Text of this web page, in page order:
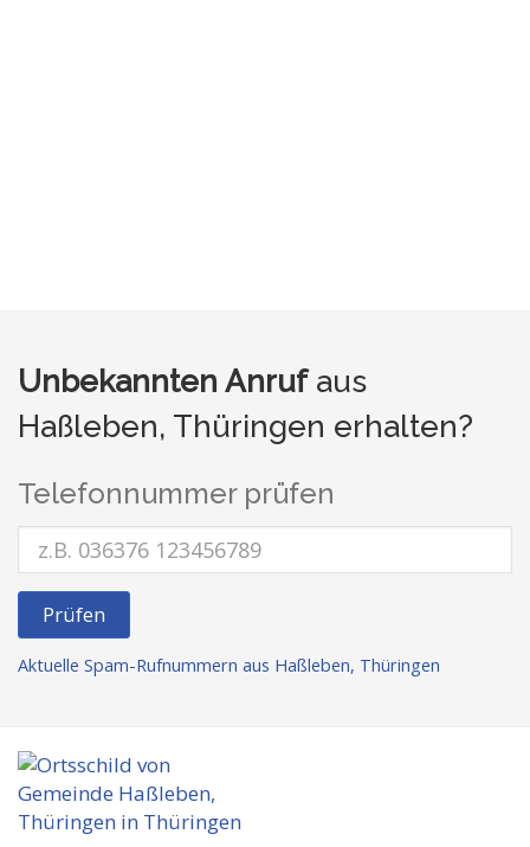
Unbekannten Anrufaus
Haßleben, Thüringen erhalten?
Telefonnummer prüfen
Prüfen
Aktuelle Spam-Rufnummern aus Haßleben, Thüringen